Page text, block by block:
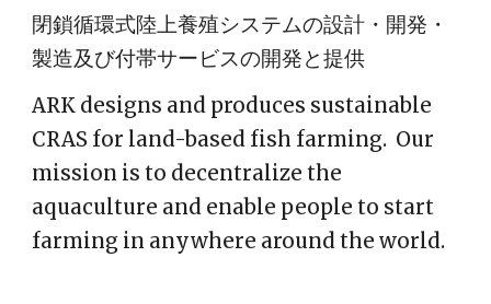
閉鎖循環式陸上養殖システムの設計・開発・
製造及び付帯サービスの開発と提供
ARK designs and produces sustainable
CRAS for land-based fish farming.  Our
mission is to decentralize the
aquaculture and enable people to start
farming in anywhere around the world.